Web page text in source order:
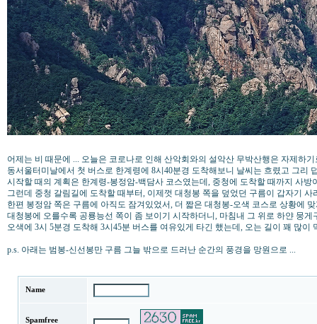
어제는 비 때문에 ... 오늘은 코로나로 인해 산악회와의 설악산 무박산행은 자제하
동서울터미날에서 첫 버스로 한계령에 8시40분경 도착해보니 날씨는 흐렸고 그리
시작할 때의 계획은 한계령-봉정암-백담사 코스였는데, 중청에 도착할 때까지 사방
그런데 중청 갈림길에 도착할 때부터, 이제껏 대청봉 쪽을 덮었던 구름이 갑자기 사
한편 봉정암 쪽은 구름에 아직도 잠겨있었서, 더 짧은 대청봉-오색 코스로 상황에
대청봉에 오를수록 공룡능선 쪽이 좀 보이기 시작하더니, 마침내 그 위로 하얀 뭉게
오색에 3시 5분경 도착해 3시45분 버스를 여유있게 타긴 했는데, 오는 길이 꽤 많
p.s. 아래는 범봉-신선봉만 구름 그늘 밖으로 드러난 순간의 풍경을 망원으로 ...
Name
Spamfree